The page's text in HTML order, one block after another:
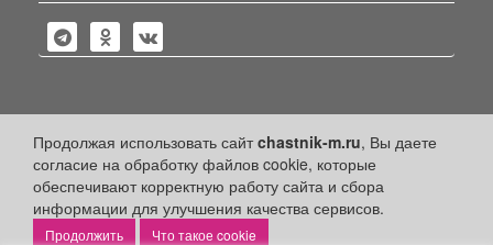
Продолжая использовать сайтchastnik-m.ru, Вы даете
согласие на обработку файлов cookie, которые
обеспечивают корректную работу сайта и сбора
информации для улучшения качества сервисов.
Что такое cookie
Политика конфиденциальности
Публикации с пометкой «Реклама», «На правах рекламы»,
«Партнёрский проект» оплачены рекламодателем.
Редакция сайта не несет ответственности за достоверность
информации, содержащейся в рекламных материалах и